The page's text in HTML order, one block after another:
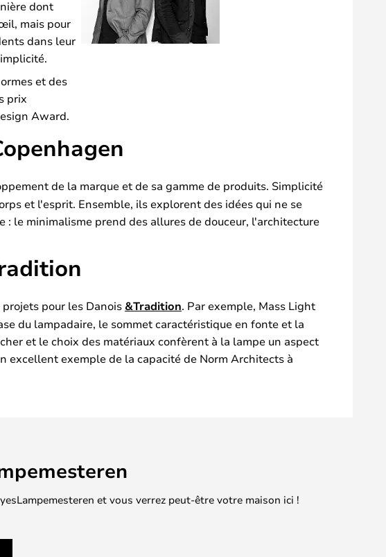
dont
mais pour
dans leur
et des
prix
Award.
de la marque et de sa gamme de produits. Simplicité
et l'esprit. Ensemble, ils explorent des idées qui ne se
le minimalisme prend des allures de douceur, l'architecture
pour les Danois &Tradition. Par exemple, Mass Light
du lampadaire, le sommet caractéristique en fonte et la
et le choix des matériaux confèrent à la lampe un aspect
excellent exemple de la capacité de Norm Architects à
et vous verrez peut-être votre maison ici !